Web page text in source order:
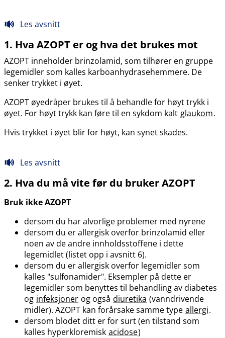
Les avsnitt
1. Hva AZOPT er og hva det brukes mot
AZOPT inneholder brinzolamid, som tilhører en gruppe
legemidler som kalles karboanhydrasehemmere. De
senker trykket i øyet.
AZOPT øyedråper brukes til å behandle for høyt trykk i
øyet. For høyt trykk kan føre til en sykdom kalt glaukom.
Hvis trykket i øyet blir for høyt, kan synet skades.
Les avsnitt
2. Hva du må vite før du bruker AZOPT
Bruk ikke AZOPT
dersom du har alvorlige problemer med nyrene
dersom du er allergisk overfor brinzolamid eller
noen av de andre innholdsstoffene i dette
legemidlet (listet opp i avsnitt 6).
dersom du er allergisk overfor legemidler som
kalles "sulfonamider". Eksempler på dette er
legemidler som benyttes til behandling av diabetes
og infeksjoner og også diuretika (vanndrivende
midler). AZOPT kan forårsake samme type allergi.
dersom blodet ditt er for surt (en tilstand som
kalles hyperkloremisk acidose)